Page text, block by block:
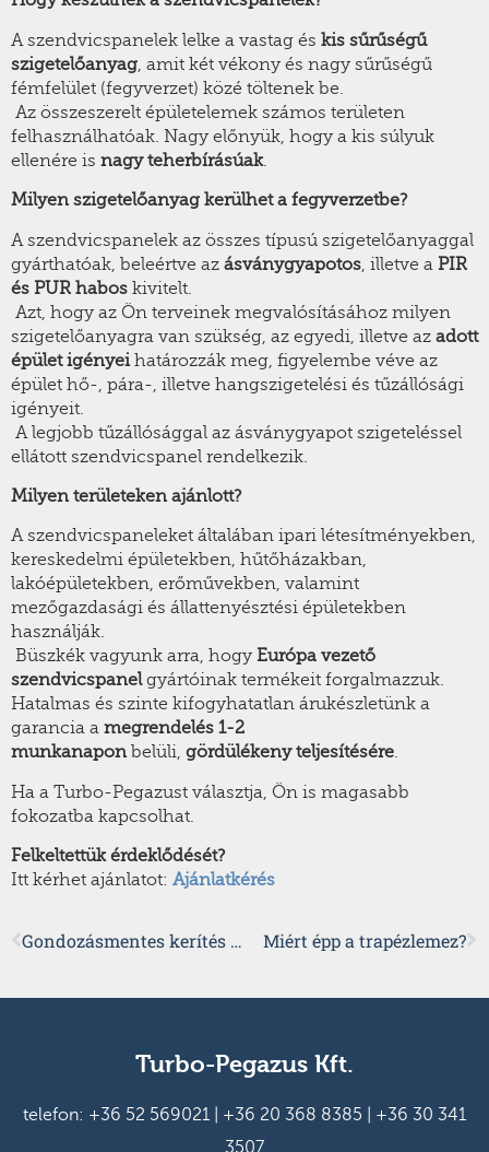
A szendvicspanelek lelke a vastag és kis sűrűségű
szigetelőanyag, amit két vékony és nagy sűrűségű
fémfelület (fegyverzet) közé töltenek be.
Az összeszerelt épületelemek számos területen
felhasználhatóak. Nagy előnyük, hogy a kis súlyuk
ellenére is nagy teherbírásúak.
Milyen szigetelőanyag kerülhet a fegyverzetbe?
A szendvicspanelek az összes típusú szigetelőanyaggal
gyárthatóak, beleértve az ásványgyapotos, illetve a PIR
és PUR habos kivitelt.
Azt, hogy az Ön terveinek megvalósításához milyen
szigetelőanyagra van szükség, az egyedi, illetve az adott
épület igényeihatározzák meg, figyelembe véve az
épület hő-, pára-, illetve hangszigetelési és tűzállósági
igényeit.
A legjobb tűzállósággal az ásványgyapot szigeteléssel
ellátott szendvicspanel rendelkezik.
Milyen területeken ajánlott?
A szendvicspaneleket általában ipari létesítményekben,
kereskedelmi épületekben, hűtőházakban,
lakóépületekben, erőművekben, valamint
mezőgazdasági és állattenyésztési épületekben
használják.
Büszkék vagyunk arra, hogy Európa vezető
szendvicspanelgyártóinak termékeit forgalmazzuk.
Hatalmas és szinte kifogyhatatlan árukészletünk a
garancia a megrendelés 1-2
munkanapon belüli, gördülékeny teljesítésére.
Ha a Turbo-Pegazust választja, Ön is magasabb
fokozatba kapcsolhat.
Felkeltettük érdeklődését?
Itt kérhet ajánlatot: Ajánlatkérés
Gondozásmentes kerítés trapézlemezből Miért épp a trapézlemez?
Turbo-Pegazus Kft.
telefon: +36 52 569021 +36 20 368 8385
+36 30 341
3507